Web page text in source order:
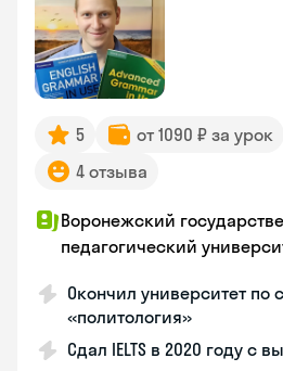
5 от 1090 ₽ за урок
4 отзыва
Воронежский
педагогический
Окончил университет по
«политология»
Сдал IELTS в 2020 году с